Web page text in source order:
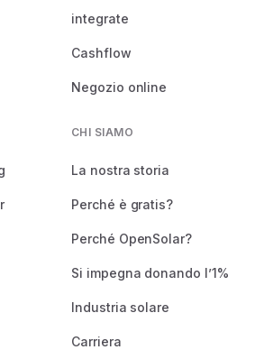
integrate
Cashflow
Negozio online
CHI SIAMO
La nostra storia
Perché è gratis?
Perché OpenSolar?
Si impegna donando l’1%
Industria solare
Carriera